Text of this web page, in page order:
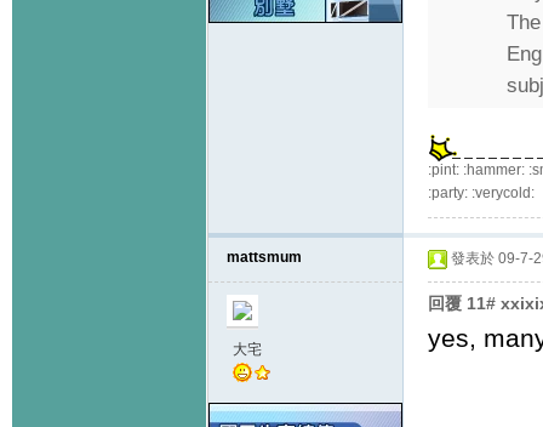
:pint: :hammer:
:party: :verycold:
mattsmum
大宅
發表於 09-7-
回覆 11#
yes,